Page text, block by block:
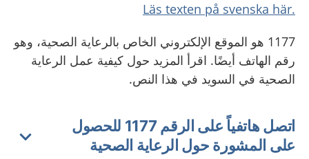
.Läs texten på svenska här
1177 هو الموقع الإلكتروني الخاص بالرعاية الصحية، وهو
رقم الهاتف أيضًا. اقرأ المزيد حول كيفية عمل الرعاية
الصحية في السويد في هذا النص.
اتصل هاتفياً على الرقم 1177 للحصول
على المشورة حول الرعاية الصحية